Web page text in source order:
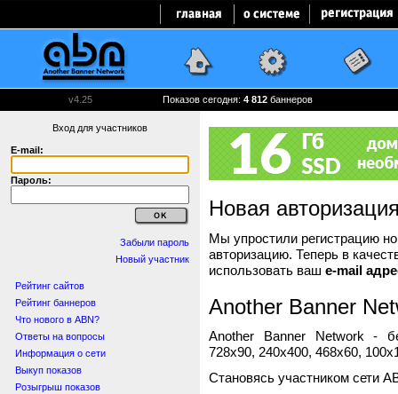
v4.25 Показов сегодня: 4 812 баннеров
Вход для участников
E-mail:
Пароль:
Забыли пароль
Новый участник
Рейтинг сайтов
Рейтинг баннеров
Что нового в ABN?
Ответы на вопросы
Информация о сети
Выкуп показов
Розыгрыш показов
Новая
Мы упростили регистрацию
авторизацию. Теперь в
использовать ваш e-mail
Another Banner
Another Banner Network -
728x90, 240x400, 468x60,
Становясь участником сети